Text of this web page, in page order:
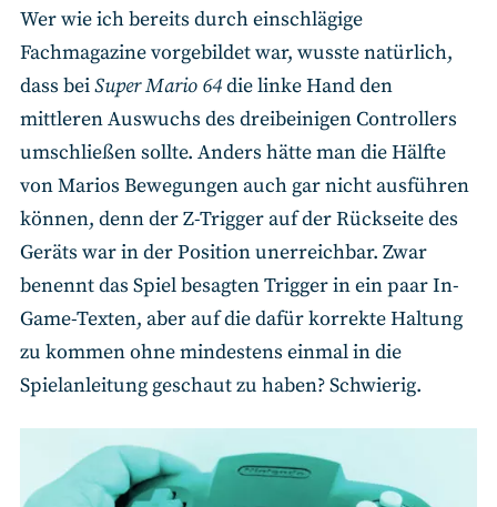
Wer wie ich bereits durch einschlägige
Fachmagazine vorgebildet war, wusste natürlich,
dass beiSuper Mario 64die linke Hand den
mittleren Auswuchs des dreibeinigen Controllers
umschließen sollte. Anders hätte man die Hälfte
von Marios Bewegungen auch gar nicht ausführen
können, denn der Z-Trigger auf der Rückseite des
Geräts war in der Position unerreichbar. Zwar
benennt das Spiel besagten Trigger in ein paar In-
Game-Texten, aber auf die dafür korrekte Haltung
zu kommen ohne mindestens einmal in die
Spielanleitung geschaut zu haben? Schwierig.